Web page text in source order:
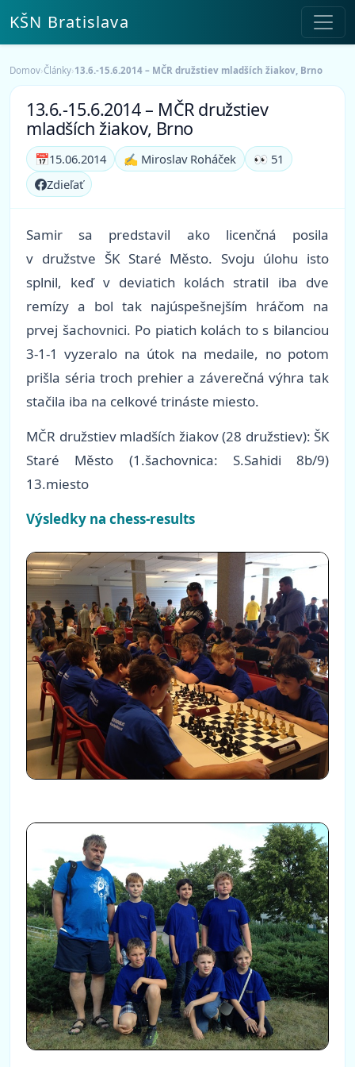
KŠN Bratislava
Domov›Články›13.6.-15.6.2014 – MČR družstiev mladších žiakov, Brno
13.6.-15.6.2014 – MČR družstiev
mladších žiakov, Brno
📅15.06.2014 ✍️ Miroslav Roháček
👀 51
Zdieľať
Samir sa predstavil ako licenčná posila
v družstve ŠK Staré Město. Svoju úlohu isto
splnil, keď v deviatich kolách stratil iba dve
remízy a bol tak najúspešnejším hráčom na
prvej šachovnici. Po piatich kolách to s bilanciou
3-1-1 vyzeralo na útok na medaile, no potom
prišla séria troch prehier a záverečná výhra tak
stačila iba na celkové trináste miesto.
MČR družstiev mladších žiakov (28 družstiev): ŠK
Staré Město (1.šachovnica: S.Sahidi 8b/9)
13.miesto
Výsledky na chess-results